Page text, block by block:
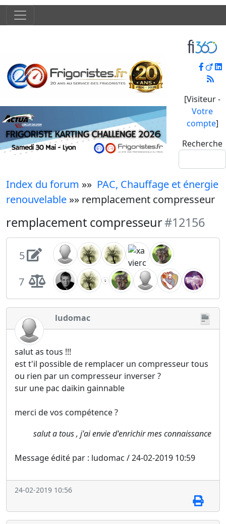
[Visiteur -
Votre
compte]
Recherche
Index du forum »» PAC, Chauffage et énergie
renouvelable »» remplacement compresseur
remplacement compresseur#12156
5
7
ludomac
salut as tous !!!
est t'il possible de remplacer un compresseur tous
ou rien par un compresseur inverser ?
sur une pac daikin gainnable
merci de vos compétence ?
salut a tous , j'ai envie d'enrichir mes connaissance
Message édité par : ludomac / 24-02-2019 10:59
24-02-2019 10:56